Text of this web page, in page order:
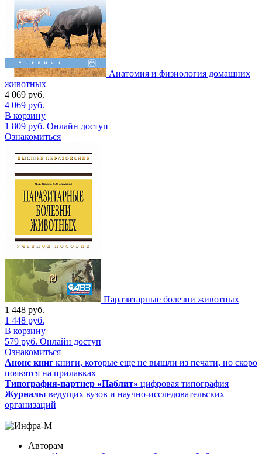
Анатомия и физиология домашних
животных
4 069 руб.
4 069 руб.
В корзину
1 809 руб. Онлайн доступ
Ознакомиться
Паразитарные болезни животных
1 448 руб.
1 448 руб.
В корзину
579 руб. Онлайн доступ
Ознакомиться
Анонс книг книги, которые еще не вышли из печати, но скоро
появятся на прилавках
Типография-партнер «Паблит» цифровая типография
Журналы ведущих вузов и научно-исследовательских
организаций
Авторам